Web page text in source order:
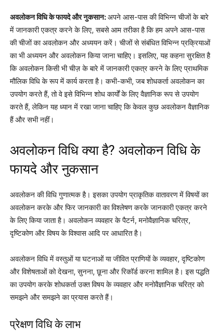
अवलोकन विधि के फायदे और नुकसान:अपने आस-पास की विभिन्न चीजों के बारे
में जानकारी एकत्र करने के लिए, सबसे आम तरीका है कि हम अपने आस-पास
की चीजों का अवलोकन और अध्ययन करें। चीजों से संबंधित विभिन्न प्रक्रियाओं
का भी अध्ययन और अवलोकन किया जाना चाहिए। इसलिए, यह कहना सुरक्षित है
कि अवलोकन किसी भी चीज़ के बारे में जानकारी एकत्र करने के लिए प्राथमिक
मौलिक विधि के रूप में कार्य करता है। कभी-कभी, जब शोधकर्ता अवलोकन का
उपयोग करते हैं, तो वे इसे विभिन्न शोध कार्यों के लिए वैज्ञानिक रूप से उपयोग
करते हैं, लेकिन यह ध्यान में रखा जाना चाहिए कि केवल कुछ अवलोकन वैज्ञानिक
हैं और सभी नहीं।
अवलोकन विधि क्या है? अवलोकन विधि के
फायदे और नुकसान
अवलोकन की विधि गुणात्मक है। इसका उपयोग प्राकृतिक वातावरण में विषयों का
अवलोकन करके और फिर जानकारी का विश्लेषण करके जानकारी एकत्र करने
के लिए किया जाता है। अवलोकन व्यवहार के पैटर्न, मनोवैज्ञानिक चरित्र,
दृष्टिकोण और विषय के विश्वास आदि पर आधारित है।
अवलोकन विधि में वस्तुओं या घटनाओं या जीवित प्राणियों के व्यवहार, दृष्टिकोण
और विशेषताओं को देखना, सुनना, छूना और रिकॉर्ड करना शामिल है। इस पद्धति
का उपयोग करके शोधकर्ता उक्त विषय के व्यवहार और मनोवैज्ञानिक चरित्र को
समझने और समझने का प्रयास करते हैं।
प्रेक्षण विधि के लाभ